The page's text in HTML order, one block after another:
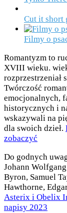
Cut it short
Filmy o
Romantyzm to
XVIII wieku.
rozprzestrzeniał
Twórczość
emocjonalnych,
historycznych i
wskazywali na
dla swoich dzieł.
zobaczyć
Do godnych
Johann
Byron, Samuel
Hawthorne,
Asterix i Obelix
napisy 2023